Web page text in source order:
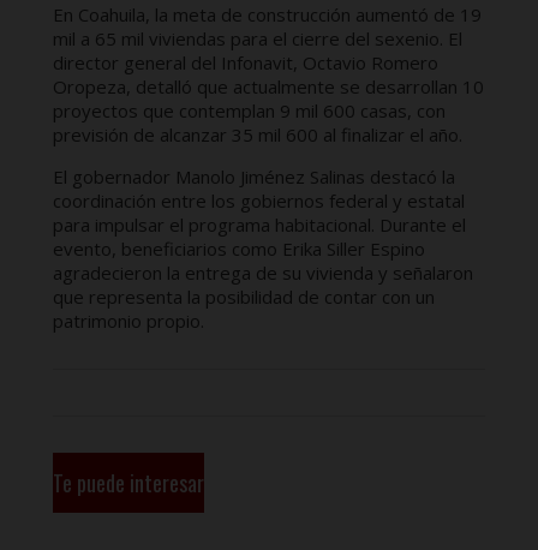
En Coahuila, la meta de construcción aumentó de 19
mil a 65 mil viviendas para el cierre del sexenio. El
director general del Infonavit, Octavio Romero
Oropeza, detalló que actualmente se desarrollan 10
proyectos que contemplan 9 mil 600 casas, con
previsión de alcanzar 35 mil 600 al finalizar el año.
El gobernador Manolo Jiménez Salinas destacó la
coordinación entre los gobiernos federal y estatal
para impulsar el programa habitacional. Durante el
evento, beneficiarios como Erika Siller Espino
agradecieron la entrega de su vivienda y señalaron
que representa la posibilidad de contar con un
patrimonio propio.
Te puede interesar